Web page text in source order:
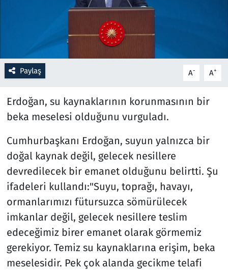
Paylaş A- A+
Erdoğan, su kaynaklarının korunmasının bir
beka meselesi olduğunu vurguladı.
Cumhurbaşkanı Erdoğan, suyun yalnızca bir
doğal kaynak değil, gelecek nesillere
devredilecek bir emanet olduğunu belirtti. Şu
ifadeleri kullandı:"Suyu, toprağı, havayı,
ormanlarımızı fütursuzca sömürülecek
imkanlar değil, gelecek nesillere teslim
edeceğimiz birer emanet olarak görmemiz
gerekiyor. Temiz su kaynaklarına erişim, beka
meselesidir. Pek çok alanda gecikme telafi
Savunma Sanayi
Seçim 2023
Teknoloji ve Bilim
Televizyon